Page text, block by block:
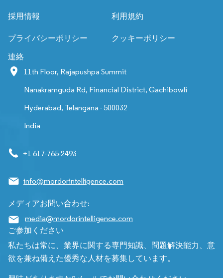
採用情報 利用規約
プライバシーポリシー クッキーポリシー
連絡
11th Floor, Rajapushpa Summit
Nanakramguda Rd, Financial District, Gachibowli
Hyderabad, Telangana - 500032
India
+1 617-765-2493
info@mordorintelligence.com
メディアお問い合わせ:
media@mordorintelligence.com
ご参加ください
私たちは常に、業界に関する専門知識、問題解決能力、意
欲を兼ね備えた優秀な人材を募集しています。